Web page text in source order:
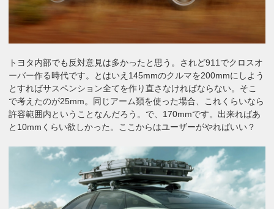
トヨタ内部でも反対意見は多かったと思う。されど911でクロスオ
ーバー作る時代です。とはいえ145mmのクルマを200mmにしよう
とすればサスペンション全てを作り直さなければならない。そこ
で考えたのが25mm。同じアーム類を使った場合、これくらいなら
許容範囲内ということなんだろう。で、170mmです。出来ればあ
と10mmくらい欲しかった。ここからはユーザーがやればいい？